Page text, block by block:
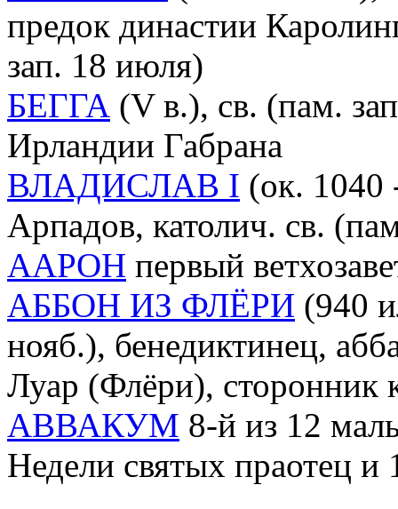
предок династии
зап. 18 июля)
БЕГГА (V в.), св. (пам.
Ирландии Габрана
ВЛАДИСЛАВ I (ок. 1040
Арпадов, католич. св.
ААРОН первый
АББОН ИЗ ФЛЁРИ (940
нояб.), бенедиктинец,
Луар (Флёри),
АВВАКУМ 8-й из 12
Недели святых праотец